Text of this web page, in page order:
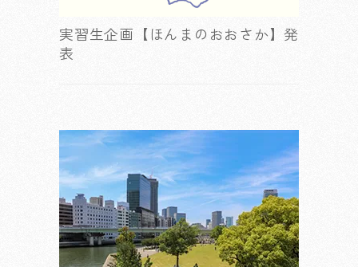
実習生企画【ほんまのおおさか】発
表